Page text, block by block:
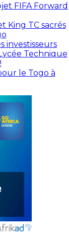
FIFA Forward
King TC sacrés
investisseurs
Technique
le Togo à